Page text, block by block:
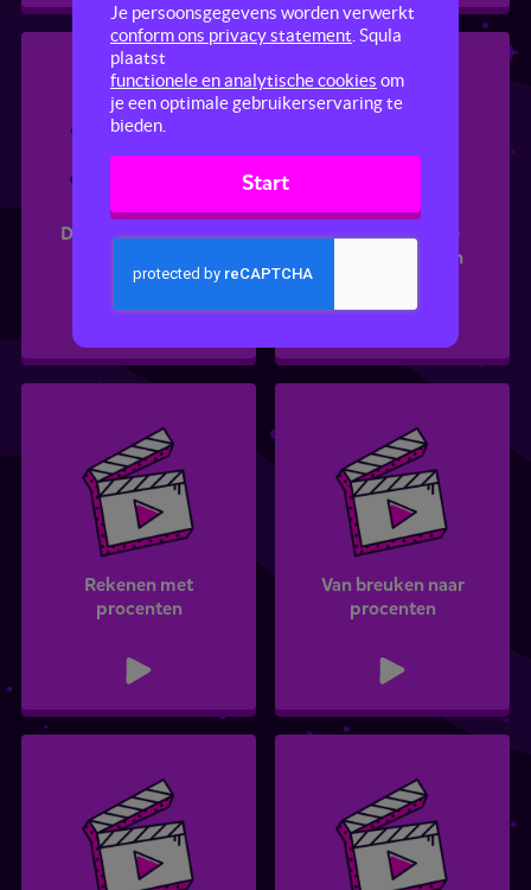
Delen met breuken
Ongelijknamige
breuken optellen
Rekenen met
procenten
Van breuken naar
procenten
Je persoonsgegevens worden verwerkt
conform ons privacy statement . Squla
plaatst
functionele en analytische cookies om
je een optimale gebruikerservaring te
bieden.
Start